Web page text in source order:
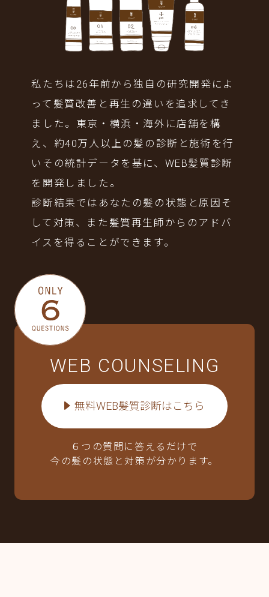
私たちは26年前から独自の研究開発によ
って髪質改善と再生の違いを追求してき
ました。東京・横浜・海外に店舗を構
え、約40万人以上の髪の診断と施術を行
いその統計データを基に、WEB髪質診断
を開発しました。
診断結果ではあなたの髪の状態と原因そ
して対策、また髪質再生師からのアドバ
イスを得ることができます。
WEB COUNSELING
無料WEB髪質診断はこちら
６つの質問に答えるだけで
今の髪の状態と対策が分かります。